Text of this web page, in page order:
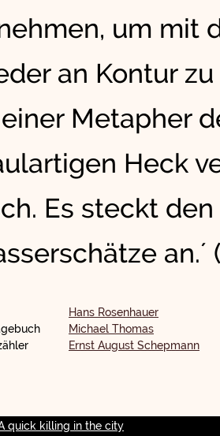
um mit
an Kontur
Metapher
Heck
Es steckt
an.´
Hans Rosenhauer
Michael Thomas
Ernst August Schepmann
quick killing in the city